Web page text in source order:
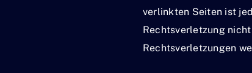
verlinkten Seiten ist
Rechtsverletzung
Rechtsverletzungen